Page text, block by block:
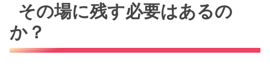
その場に残す必要はあるの
か？